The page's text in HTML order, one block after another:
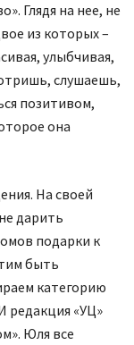
Глядя на нее, не
из которых –
улыбчивая,
слушаешь,
позитивом,
она
На своей
дарить
подарки к
быть
категорию
редакция «УЦ»
Юля все